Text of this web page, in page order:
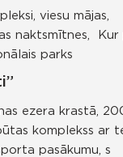
viesu mājas
naktsmītnes
Kur
parks
ezera krastā,
komplekss ar
pasākumu, s